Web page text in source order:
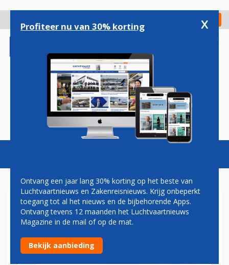
gaan
Check in
Magazine Podcasts Vacatures
VIRGIN GALACTIC HERVAT
RUIMTEPROGRAMMA
SPACESHIPTWO
Profiteer nu van 30% korting x
Ontvang een jaar lang 30% korting op het beste van
Luchtvaartnieuws en Zakenreisnieuws. Krijg onbeperkt
toegang tot al het nieuws en de bijbehorende Apps.
Ontvang tevens 12 maanden het Luchtvaartnieuws
Magazine in de mail of op de mat.
Bekijk aanbieding